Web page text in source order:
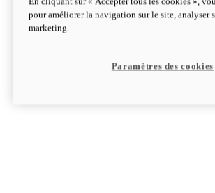
Hypermotard V2 SP 100
Découvrez-le
pour améliorer la navigation sur le site,
marketing.
Paramètres des cookies